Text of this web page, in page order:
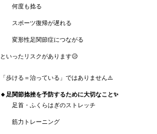
何度も捻る
スポーツ復帰が遅れる
変形性足関節症につながる
といったリスクがあります😥
「歩ける＝治っている」ではありません⚠️
🔸足関節捻挫を予防するために大切なこと✨
足首・ふくらはぎのストレッチ
筋力トレーニング